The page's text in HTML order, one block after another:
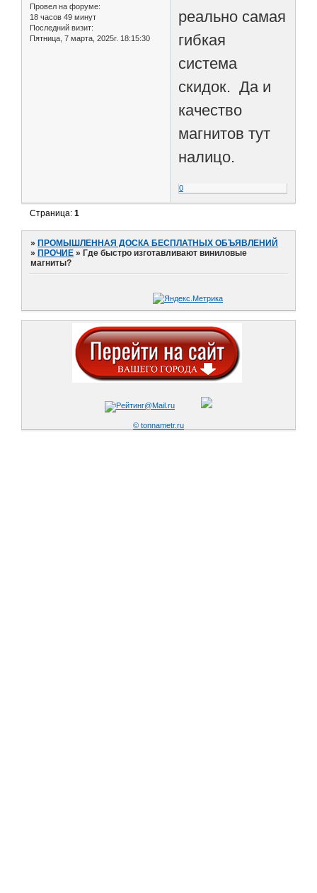
Провел на форуме:
18 часов 49 минут
Последний визит:
Пятница, 7 марта, 2025г. 18:15:30
реально самая
гибкая
система
скидок. Да и
качество
магнитов тут
налицо.
0
Страница:1
»ПРОМЫШЛЕННАЯ ДОСКА БЕСПЛАТНЫХ ОБЪЯВЛЕНИЙ
»ПРОЧИЕ »Где быстро изготавливают виниловые
магниты?
© tonnametr.ru